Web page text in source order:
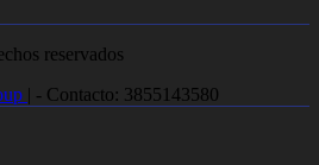
reservados
| - Contacto: 3855143580